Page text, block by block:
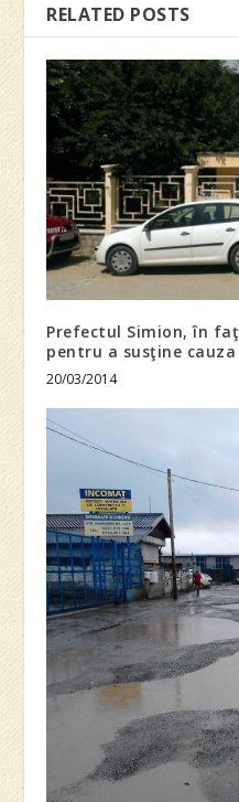
RELATED POSTS
Prefectul Simion, în
pentru a susţine
20/03/2014